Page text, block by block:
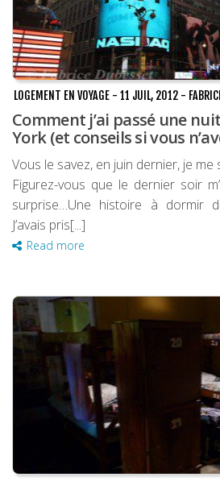
LOGEMENT EN VOYAGE - 11 JUIL, 2012 -
Comment j’ai passé une
York (et conseils si vous
Vous le savez, en juin dernier, je
Figurez-vous que le dernier soir
surprise…Une histoire à dormir
J’avais pris[...]
Read more